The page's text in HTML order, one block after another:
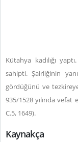
Kütahya kadılığı
sahipti. Şairliğinin
gördüğünü ve
935/1528 yılında vefat
C.5, 1649).
Kaynakça